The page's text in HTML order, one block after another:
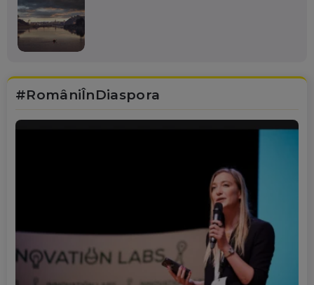
#RomâniÎnDiaspora